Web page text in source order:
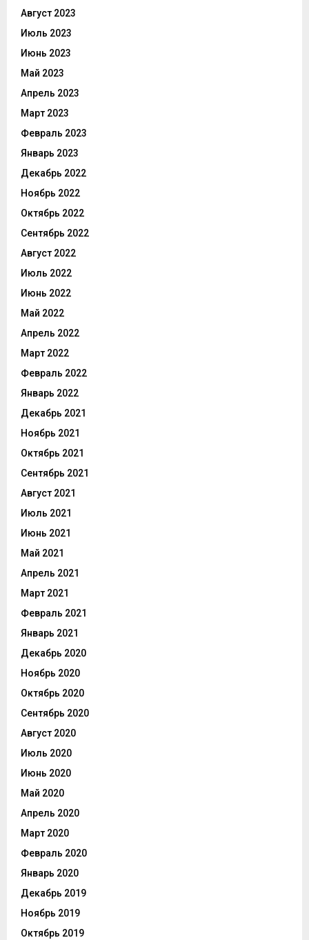
Август 2023
Июль 2023
Июнь 2023
Май 2023
Апрель 2023
Март 2023
Февраль 2023
Январь 2023
Декабрь 2022
Ноябрь 2022
Октябрь 2022
Сентябрь 2022
Август 2022
Июль 2022
Июнь 2022
Май 2022
Апрель 2022
Март 2022
Февраль 2022
Январь 2022
Декабрь 2021
Ноябрь 2021
Октябрь 2021
Сентябрь 2021
Август 2021
Июль 2021
Июнь 2021
Май 2021
Апрель 2021
Март 2021
Февраль 2021
Январь 2021
Декабрь 2020
Ноябрь 2020
Октябрь 2020
Сентябрь 2020
Август 2020
Июль 2020
Июнь 2020
Май 2020
Апрель 2020
Март 2020
Февраль 2020
Январь 2020
Декабрь 2019
Ноябрь 2019
Октябрь 2019